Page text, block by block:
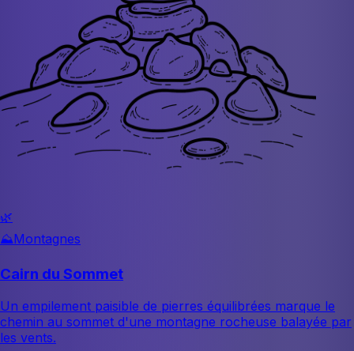
🌿
⛰️Montagnes
Cairn du Sommet
Un empilement paisible de pierres équilibrées marque le
chemin au sommet d'une montagne rocheuse balayée par
les vents.